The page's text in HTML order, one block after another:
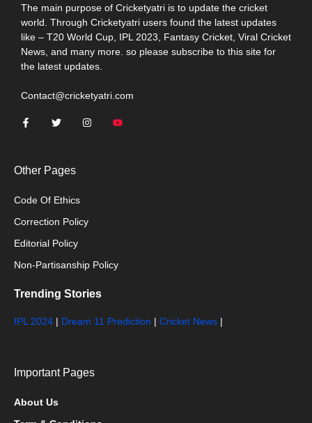
The main purpose of Cricketyatri is to update the cricket
world. Through Cricketyatri users found the latest updates
like – T20 World Cup, IPL 2023, Fantasy Cricket, Viral Cricket
News, and many more. so please subscribe to this site for
the latest updates.
Contact@cricketyatri.com
Other Pages
Code Of Ethics
Correction Policy
Editorial Policy
Non-Partisanship Policy
Trending Stories
IPL 2024 | Dream 11 Prediction | Cricket News |
Important Pages
About Us